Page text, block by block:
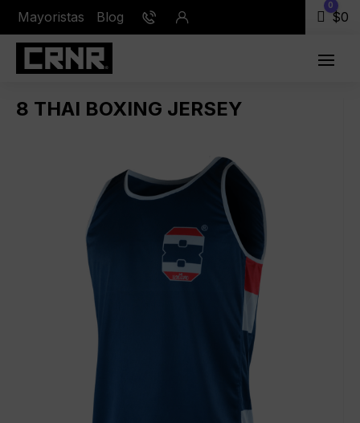
Mayoristas Blog Carro
0
$0
8 THAI BOXING JERSEY